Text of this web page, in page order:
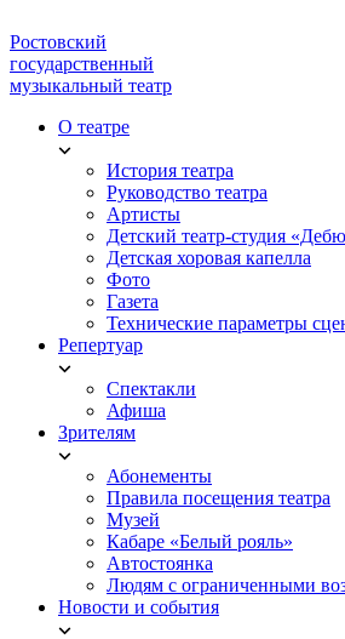
Ростовский
государственный
музыкальный театр
О театре
История театра
Руководство театра
Артисты
Детский театр-студия
Детская хоровая капелла
Фото
Газета
Технические параметры
Репертуар
Спектакли
Афиша
Зрителям
Абонементы
Правила посещения театра
Музей
Кабаре «Белый рояль»
Автостоянка
Людям с ограниченными
Новости и события